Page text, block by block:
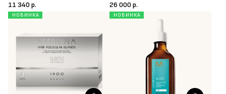
11 340 р.
26 000 р.
НОВИНКА НОВИНКА